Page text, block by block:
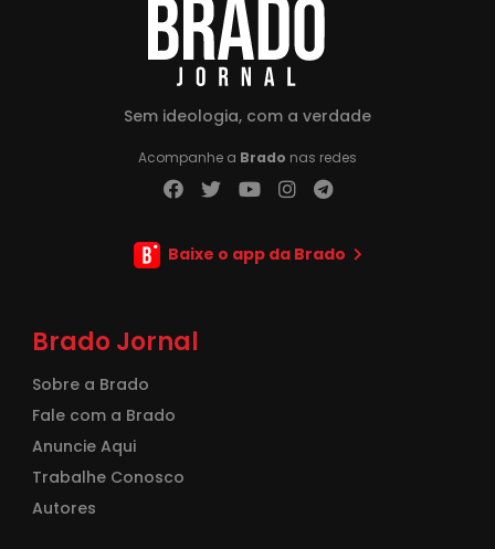
Sem ideologia, com a verdade
Acompanhe a Brado nas redes
Baixe o app da Brado
Brado Jornal
Sobre a Brado
Fale com a Brado
Anuncie Aqui
Trabalhe Conosco
Autores